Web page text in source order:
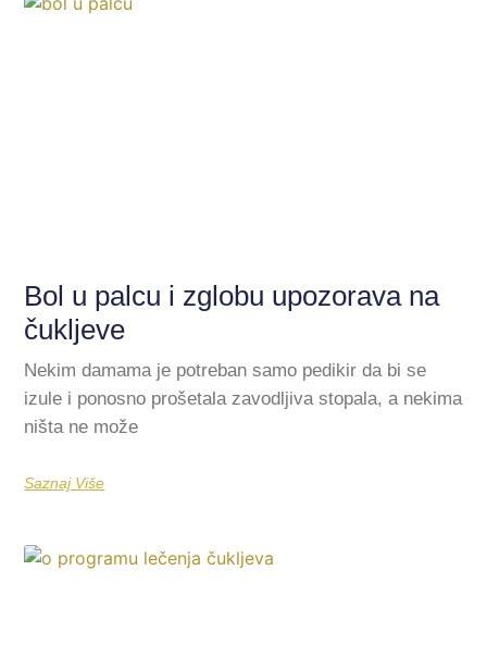
Bol u palcu i zglobu upozorava na
čukljeve
Nekim damama je potreban samo pedikir da bi se
izule i ponosno prošetala zavodljiva stopala, a nekima
ništa ne može
Saznaj Više